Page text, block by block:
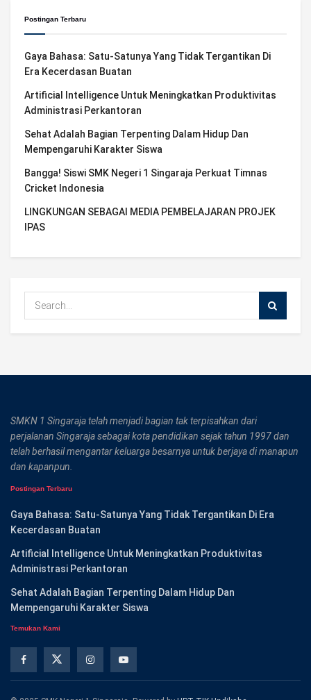
Postingan Terbaru
Gaya Bahasa: Satu-Satunya Yang Tidak Tergantikan Di
Era Kecerdasan Buatan
Artificial Intelligence Untuk Meningkatkan Produktivitas
Administrasi Perkantoran
Sehat Adalah Bagian Terpenting Dalam Hidup Dan
Mempengaruhi Karakter Siswa
Bangga! Siswi SMK Negeri 1 Singaraja Perkuat Timnas
Cricket Indonesia
LINGKUNGAN SEBAGAI MEDIA PEMBELAJARAN PROJEK
IPAS
SMKN 1 Singaraja telah menjadi bagian tak terpisahkan dari
perjalanan Singaraja sebagai kota pendidikan sejak tahun 1997 dan
telah berhasil mengantar keluarga besarnya untuk berjaya di manapun
dan kapanpun.
Postingan Terbaru
Gaya Bahasa: Satu-Satunya Yang Tidak Tergantikan Di Era
Kecerdasan Buatan
Artificial Intelligence Untuk Meningkatkan Produktivitas
Administrasi Perkantoran
Sehat Adalah Bagian Terpenting Dalam Hidup Dan
Mempengaruhi Karakter Siswa
Temukan Kami